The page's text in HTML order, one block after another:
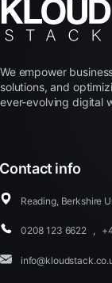
We empower
solutions, and
ever-evolving digital
Contact info
Reading, Berkshire
0208 123 6622 ,